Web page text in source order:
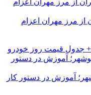
از مرز مهران اعزام
جدول قیمت روز خودرو
آموزش در دستور کار